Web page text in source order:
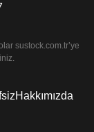
sustock.com.tr’ye
Hakkımızda